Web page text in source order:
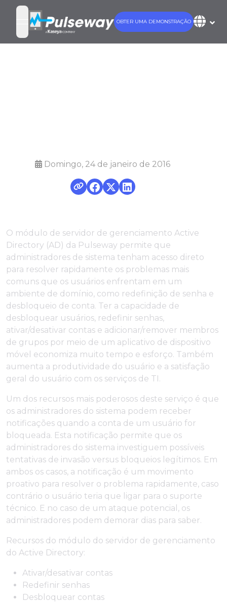
open navigation menu
OBTER UMA DEMONSTRAÇÃO
Domingo, 24 de janeiro de 2016
O módulo de servidor de gerenciamento Active
Directory (AD) da Pulseway permite que
administradores de sistema tenham acesso direto
para resolver rapidamente os problemas mais
comuns que os usuários enfrentam em um
ambiente de domínio, como redefinição de senha e
desbloqueio de conta. Ter a capacidade de
desbloquear usuários, redefinir senhas,
ativar/desativar contas e adicionar/remover membros
de grupos por meio de um aplicativo de dispositivo
móvel economiza muito tempo e esforço. Também
aumenta a produtividade do usuário e a satisfação
geral do usuário com os serviços de TI.
Um dos recursos mais poderosos deste serviço é que
os administradores do sistema podem receber
notificações quando a conta de um usuário for
bloqueada. Esta notificação permite que os
administradores do sistema investiguem possíveis
tentativas de invasão versus bloqueios legítimos. Em
ambos os casos, a notificação é um movimento
proativo para resolver o problema rapidamente, caso
contrário o usuário teria que ligar para o suporte
técnico. E no caso de um ataque potencial, os
administradores podem demorar dias para saber.
Recursos do módulo do servidor de gerenciamento
do Active Directory:
Ativar/desativar contas
Redefinir senhas
Desbloquear contas